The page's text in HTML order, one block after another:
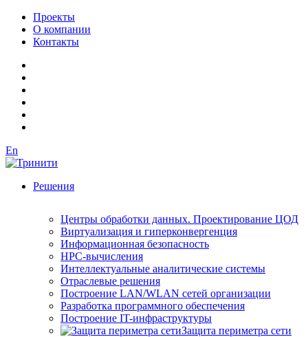
Проекты
О компании
Контакты
En
Решения
Центры обработки данных. Проектирование ЦОД
Виртуализация и гиперконвергенция
Информационная безопасность
HPC-вычисления
Интеллектуальные аналитические системы
Отраслевые решения
Построение LAN/WLAN сетей организации
Разработка программного обеспечения
Построение IT-инфраструктуры
Защита периметра сети